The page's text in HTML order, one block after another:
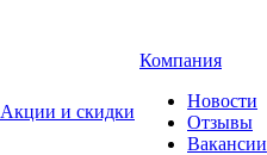
Акции и скидки
Компания
Новости
Отзывы
Вакансии